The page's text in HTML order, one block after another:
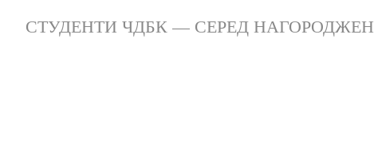
СТУДЕНТИ ЧДБК — СЕРЕД